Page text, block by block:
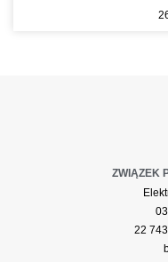
ZWIĄZEK
22